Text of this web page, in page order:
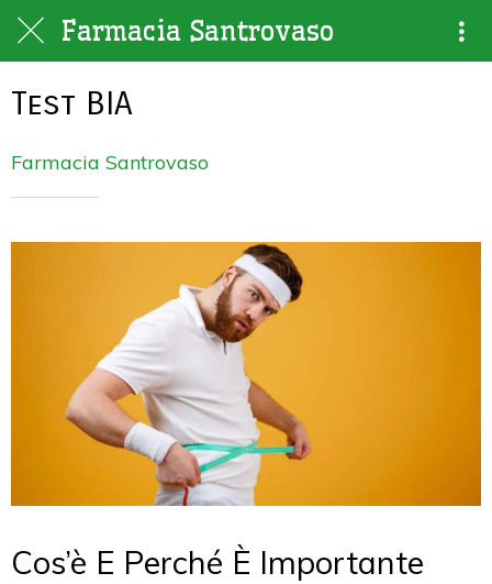
Farmacia Santrovaso
Test BIA
Farmacia Santrovaso
Cos’è E Perché È Importante